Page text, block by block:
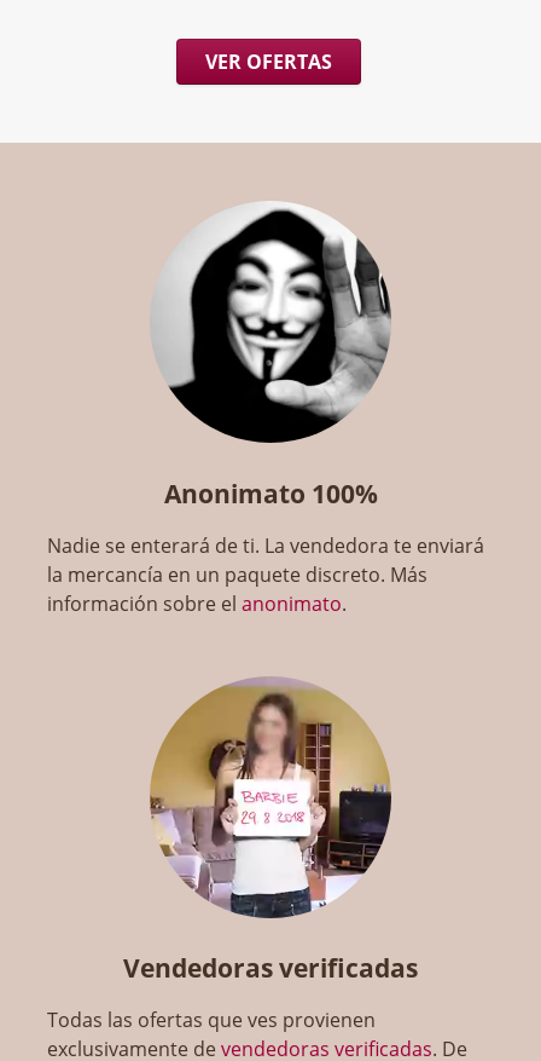
VER OFERTAS
Anonimato 100%
Nadie se enterará de ti. La vendedora te enviará
la mercancía en un paquete discreto. Más
información sobre elanonimato.
Vendedoras verificadas
Todas las ofertas que ves provienen
exclusivamente devendedoras verificadas. De